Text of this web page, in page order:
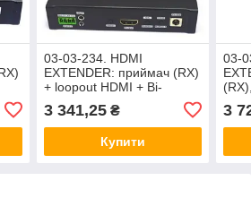
03-03-234. HDMI
EXTENDER: приймач (RX)
+ loopout HDMI + Bi-
over IP, HSV895PoE
3 341,25₴
Купити
03-
3